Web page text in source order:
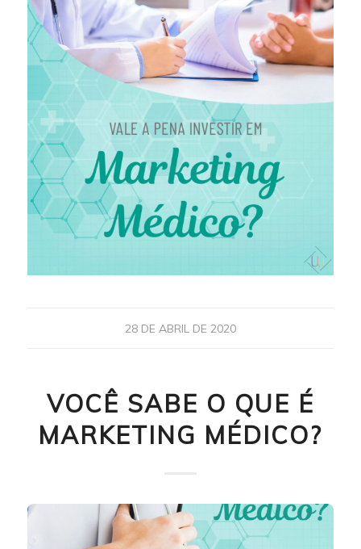
28 DE ABRIL DE 2020
VOCÊ SABE O QUE É
MARKETING MÉDICO?